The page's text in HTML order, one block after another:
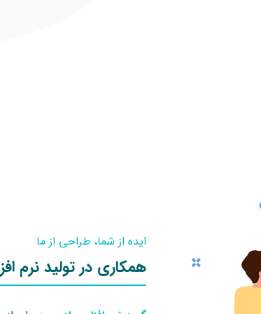
ایده از شما، طراحی از ما
همکاری در تولید نرم